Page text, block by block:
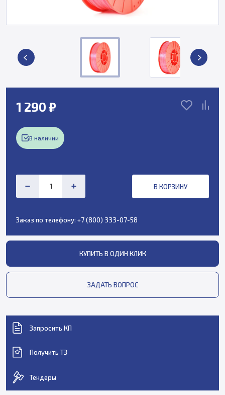
1 290 ₽
В наличии
В КОРЗИНУ
Заказ по телефону: +7 (800) 333-07-58
КУПИТЬ В ОДИН КЛИК
ЗАДАТЬ ВОПРОС
Запросить КП
Получить ТЗ
Тендеры